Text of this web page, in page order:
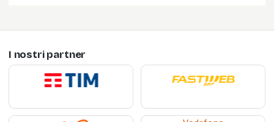
I nostri partner